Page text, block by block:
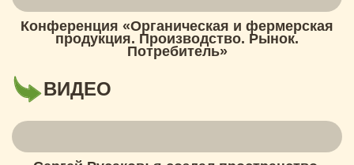
Конференция «Органическая и фермерская
продукция. Производство. Рынок.
Потребитель»
ВИДЕО